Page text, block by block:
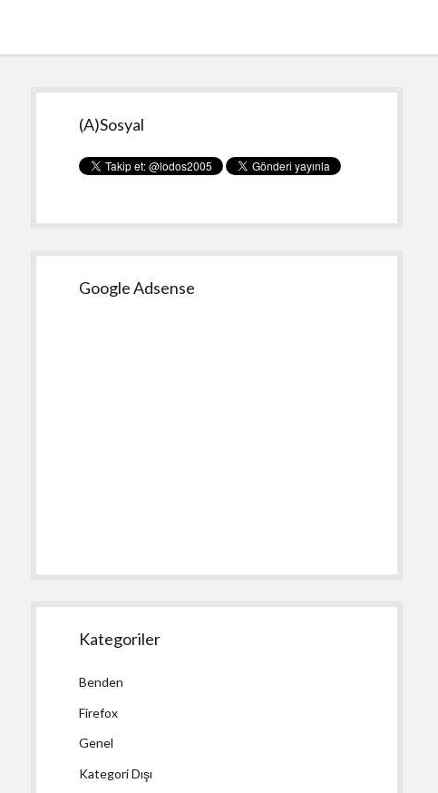
Yan
Menü
(A)Sosyal
Google Adsense
Kategoriler
Benden
Firefox
Genel
Kategori Dışı